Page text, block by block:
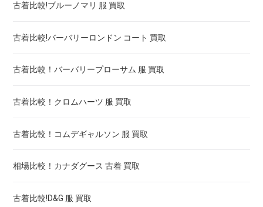
古着比較!ブルーノマリ 服 買取
古着比較!バーバリーロンドン コート 買取
古着比較！バーバリープローサム 服 買取
古着比較！クロムハーツ 服 買取
古着比較！コムデギャルソン 服 買取
相場比較！カナダグース 古着 買取
古着比較!D&G 服 買取